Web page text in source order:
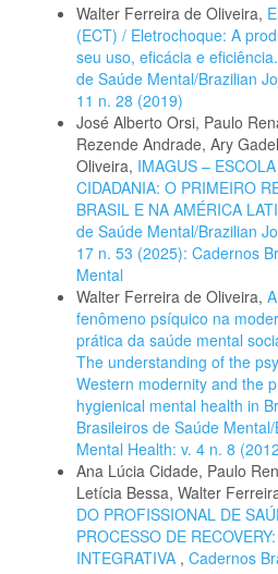
Walter Ferreira de Oliveira,
(ECT) / Eletrochoque: A
seu uso, eficácia e eficiência.
de Saúde Mental/Brazilian
11 n. 28 (2019)
José Alberto Orsi, Paulo
Rezende Andrade, Ary
Oliveira, IMAGUS –
CIDADANIA: O PRIMEIRO
BRASIL E NA AMÉRICA
de Saúde Mental/Brazilian
17 n. 53 (2025): Cadernos
Mental
Walter Ferreira de Oliveira,
fenômeno psíquico na
prática da saúde mental
The understanding of the
Western modernity and the
hygienical mental health in
Brasileiros de Saúde
Mental Health: v. 4 n. 8
Ana Lúcia Cidade, Paulo
Letícia Bessa, Walter
DO PROFISSIONAL DE
PROCESSO DE
INTEGRATIVA , Cadernos